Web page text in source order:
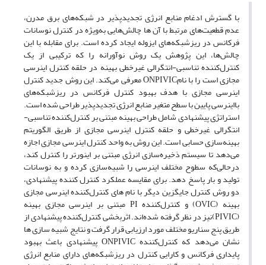
با گسترش ادغام منابع انرژی تجدیدپذیر در شبکه‌های برق مدرن،
عدم قطعیت‌های مرتبط با آن ها چالش‌هایی به‌ویژه در کنترل نوسانات
فرکانس در ریزشبکه‌های ایزوله ایجاد کرده است. برای مقابله با این
چالش‌ها، این پژوهش یک روش نوآورانه را که ترکیبی از یک
کنترل‌کننده تناسبی-انتگرالی غیرخطی بهینه در حلقه کنترل اینرسی
مجازی است را با نامONPIVIC معرفی می‌کند. این روش جدید کنترل
اینرسی مجازی با هدف بهبود کنترل فرکانس در ریزشبکه‌های
بااینرسی پایین با سطح متغیر منابع انرژی تجدیدپذیر طراحی شده است.
استراتژی پیشنهادی شامل طراحی بهینه مبتنی بر کنترل‌کننده تناسبی-
انتگرالی غیرخطی و حلقه کنترل اینرسی مجازی از طریق الگوریتم
بهینه‌سازی حسابی است. این روش به واحد کنترل اینرسی مجازی اجازه
می‌دهد تا سیستم ذخیره‌سازی انرژی مبتنی بر اینورتر را کنترل کند،
درحالی‌که سطوح مختلف اینرسی را شبیه‌سازی کرده و به نوسانات
تولید و بار پاسخ دهد. برای مقایسه عملکرد کنترل کننده پیشنهادی،
دو روش کنترل جایگزین دیگر با نام های کنترل‌کننده اینرسی مجازی
بهینه (OVIC) و کنترل‌کننده PI مبتنی بر اینرسی مجازی بهینه
(PIVIC)نیز در نظر گرفته شده‌اند. اثربخشی کنترل‌کننده پیشنهادی از
طریق پنج سناریو مختلف مورد ارزیابی قرار گرفت و نتایج شبیه سازی ها
نشان می‌دهد که کنترل‌کننده ONPIVIC پیشنهادی باعث بهبود
پایداری فرکانس و کارایی کنترل در ریزشبکه‌های دارای منابع انرژی